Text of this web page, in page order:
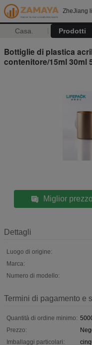
ZheJiang
Casa. Prodotti
Bottiglie di plastica
contenitore/15ml 30ml
Miglior prezzo
Dettagli
Luogo di origine:
Marca:
Numero di modello:
Termini di pagamento e
Quantità di ordine minimo:
Prezzo:
Imballaggi particolari: